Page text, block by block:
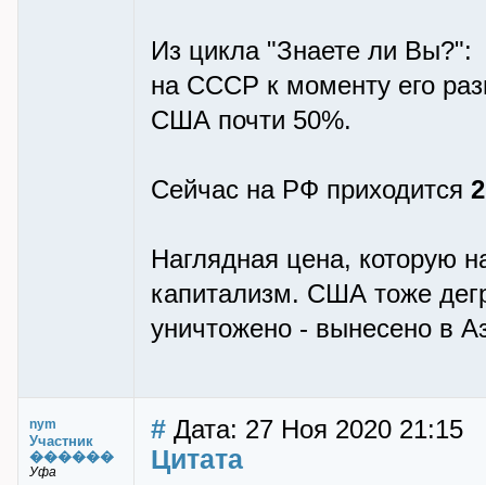
Из цикла "Знаете ли Вы?":
на СССР к моменту его
США почти 50%.
Сейчас на РФ приходится
Наглядная цена, которую
капитализм. США тоже
уничтожено - вынесено в
nym
Участник
������
Уфа
# Дата: 27 Ноя 2020 21:15
Цитата